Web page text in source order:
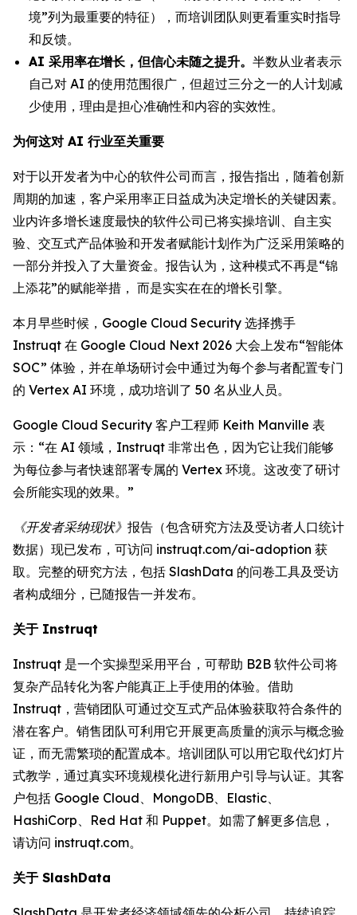
境”列为最重要的特征），而培训团队则更看重实时指导
和反馈。
AI 采用率在增长，但信心未随之提升。 半数从业者表示
自己对 AI 的使用范围很广，但超过三分之一的人计划减
少使用，理由是担心准确性和内容的实效性。
为何这对 AI 行业至关重要
对于以开发者为中心的软件公司而言，报告指出，随着创新
周期的加速，客户采用率正日益成为决定增长的关键因素。
业内许多增长速度最快的软件公司已将实操培训、自主实
验、交互式产品体验和开发者赋能计划作为广泛采用策略的
一部分并投入了大量资金。报告认为，这种模式不再是“锦
上添花”的赋能举措， 而是实实在在的增长引擎。
本月早些时候，Google Cloud Security 选择携手
Instruqt 在 Google Cloud Next 2026 大会上发布“智能体
SOC” 体验，并在单场研讨会中通过为每个参与者配置专门
的 Vertex AI 环境，成功培训了 50 名从业人员。
Google Cloud Security 客户工程师 Keith Manville 表
示：“在 AI 领域，Instruqt 非常出色，因为它让我们能够
为每位参与者快速部署专属的 Vertex 环境。这改变了研讨
会所能实现的效果。”
《开发者采纳现状》 报告（包含研究方法及受访者人口统计
数据）现已发布，可访问 instruqt.com/ai-adoption 获
取。完整的研究方法，包括 SlashData 的问卷工具及受访
者构成细分，已随报告一并发布。
关于 Instruqt
Instruqt 是一个实操型采用平台，可帮助 B2B 软件公司将
复杂产品转化为客户能真正上手使用的体验。借助
Instruqt，营销团队可通过交互式产品体验获取符合条件的
潜在客户。销售团队可利用它开展更高质量的演示与概念验
证，而无需繁琐的配置成本。培训团队可以用它取代幻灯片
式教学，通过真实环境规模化进行新用户引导与认证。其客
户包括 Google Cloud、MongoDB、Elastic、
HashiCorp、Red Hat 和 Puppet。如需了解更多信息，
请访问 instruqt.com。
关于 SlashData